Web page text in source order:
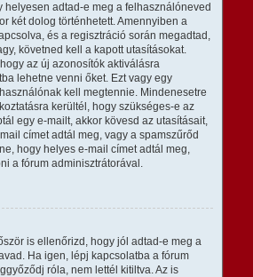
helyesen adtad-e meg a felhasználóneved
két dolog történhetett. Amennyiben a
és a regisztráció során megadtad,
követned kell a kapott utasításokat.
az új azonosítók aktiválásra
lehetne venni őket. Ezt vagy egy
kell megtennie. Mindenesetre
kerültél, hogy szükséges-e az
egy e-mailt, akkor kövesd az utasításait,
címet adtál meg, vagy a spamszűrőd
hogy helyes e-mail címet adtál meg,
a fórum adminisztrátorával.
is ellenőrizd, hogy jól adtad-e meg a
Ha igen, lépj kapcsolatba a fórum
róla, nem lettél kitiltva. Az is